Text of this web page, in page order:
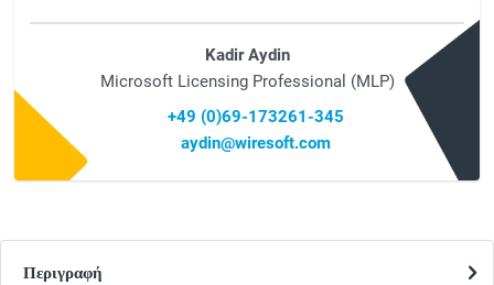
Kadir Aydin
Microsoft Licensing Professional (MLP)
+49 (0)69-173261-345
aydin@wiresoft.com
Περιγραφή